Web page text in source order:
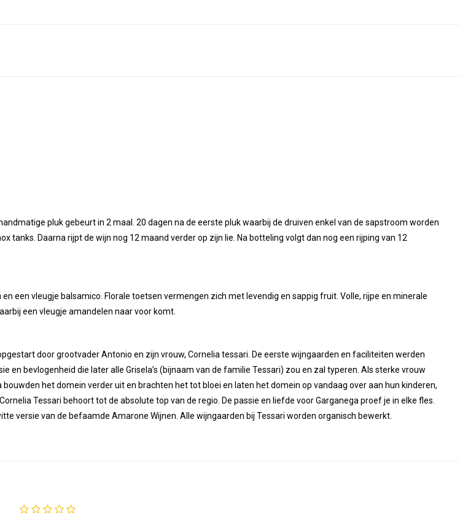
pluk gebeurt in 2 maal. 20 dagen na de eerste pluk waarbij de druiven enkel van de sapstroom worden
Daarna rijpt de wijn nog 12 maand verder op zijn lie. Na botteling volgt dan nog een rijping van 12
een vleugje balsamico. Florale toetsen vermengen zich met levendig en sappig fruit. Volle, rijpe en minerale
een vleugje amandelen naar voor komt.
door grootvader Antonio en zijn vrouw, Cornelia tessari. De eerste wijngaarden en faciliteiten werden
bevlogenheid die later alle Grisela’s (bijnaam van de familie Tessari) zou en zal typeren. Als sterke vrouw
het domein verder uit en brachten het tot bloei en laten het domein op vandaag over aan hun kinderen,
Tessari behoort tot de absolute top van de regio. De passie en liefde voor Garganega proef je in elke fles.
versie van de befaamde Amarone Wijnen. Alle wijngaarden bij Tessari worden organisch bewerkt.